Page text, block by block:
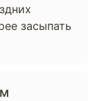
засыпать